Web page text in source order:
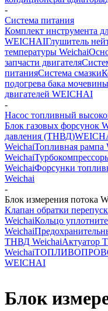
-
Система питания
Комплект инструмента
WEICHAIГлушитель
температуры Weichai
запчасти двигателя
питанияСистема смазки
подогрева бака
двигателей WEICHAI
-
Насос топливный
Блок газовых форсунок
давления
WeichaiТопливная
Weichai
WeichaiФорсунки
Weichai
-
Блок измерения потока
Клапан обратки
WeichaiКольцо
Weichai
ТНВД WeichaiАктуатор
Weichai
WEICHAI
Блок